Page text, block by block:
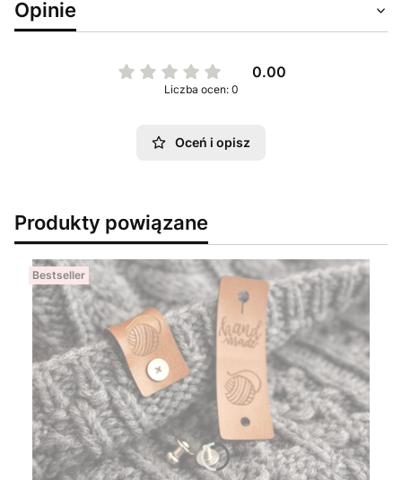
Opinie
0.00
Liczba ocen: 0
Oceń i opisz
Produkty powiązane
Bestseller